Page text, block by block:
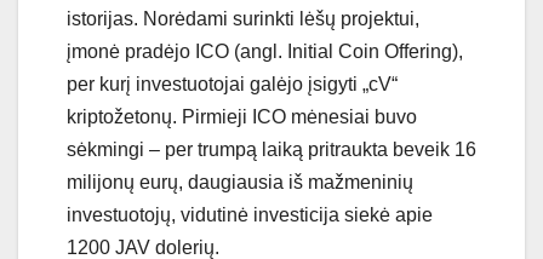
istorijas. Norėdami surinkti lėšų projektui,
įmonė pradėjo ICO (angl. Initial Coin Offering),
per kurį investuotojai galėjo įsigyti „cV“
kriptožetonų. Pirmieji ICO mėnesiai buvo
sėkmingi – per trumpą laiką pritraukta beveik 16
milijonų eurų, daugiausia iš mažmeninių
investuotojų, vidutinė investicija siekė apie
1200 JAV dolerių.